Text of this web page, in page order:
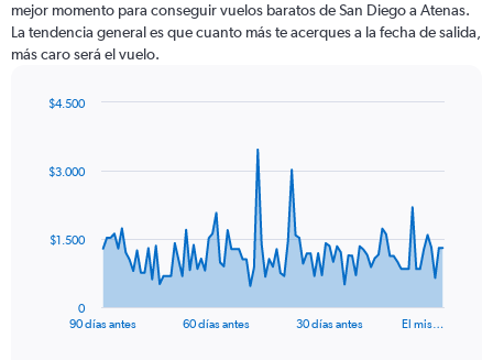
mejor momento para conseguir vuelos baratos de San Diego a Atenas.
La tendencia general es que cuanto más te acerques a la fecha de salida,
más caro será el vuelo.
data
The
90 días antes 60 días antes 30 días antes El mis…
0
$1.500
$3.000
$4.500